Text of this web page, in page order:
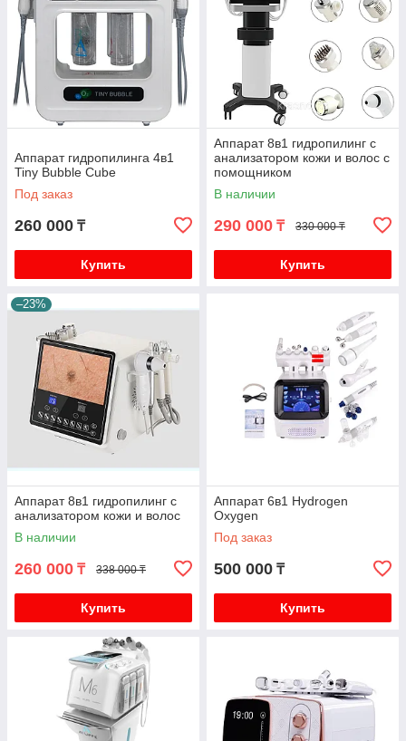
Аппарат гидропилинга 4в1
Tiny Bubble Cube
Под заказ
260 000 ₸
Купить
Аппарат 8в1 гидропилинг с
анализатором кожи и волос с
помощником
В наличии
290 000 ₸ 330 000 ₸
Купить
–23%
Аппарат 8в1 гидропилинг с
анализатором кожи и волос
В наличии
260 000 ₸ 338 000 ₸
Купить
Аппарат 6в1 Hydrogen
Oxygen
Под заказ
500 000 ₸
Купить